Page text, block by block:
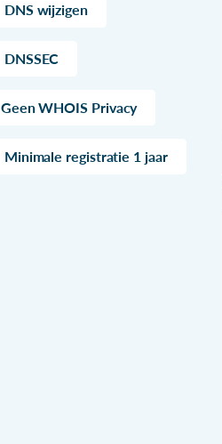
DNS wijzigen
DNSSEC
Geen WHOIS Privacy
Minimale registratie 1 jaar